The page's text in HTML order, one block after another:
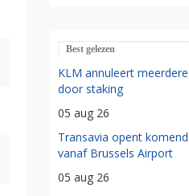
Best gelezen
KLM annuleert
door staking
05 aug 26
Transavia opent
vanaf Brussels Airport
05 aug 26